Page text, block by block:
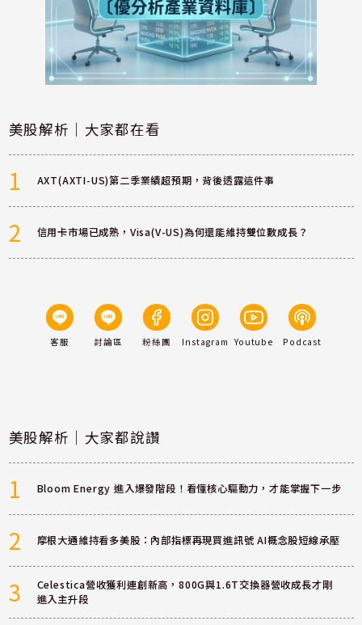
美股解析｜大家都在看
1 AXT(AXTI-US)第二季業績超預期，背後透露這件事
2 信用卡市場已成熟，Visa(V-US)為何還能維持雙位數成長？
客服 討論區 粉絲團 Instagram Youtube Podcast
美股解析｜大家都說讚
1 Bloom Energy 進入爆發階段！看懂核心驅動力，才能掌握下一步
2 摩根大通維持看多美股：內部指標再現買進訊號 AI概念股短線承壓
3
Celestica營收獲利連創新高，800G與1.6T交換器營收成長才剛
進入主升段